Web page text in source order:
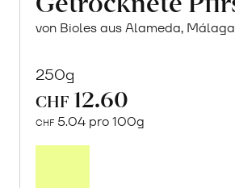
von Bioles aus Alameda,
250g
CHF 12.60
CHF 5.04 pro 100g